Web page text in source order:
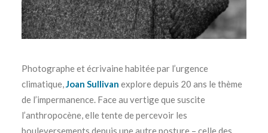
Photographe et écrivaine habitée par l’urgence
climatique,Joan Sullivan explore depuis 20 ans le thème
de l’impermanence. Face au vertige que suscite
l’anthropocène, elle tente de percevoir les
bouleversements depuis une autre posture – celle des